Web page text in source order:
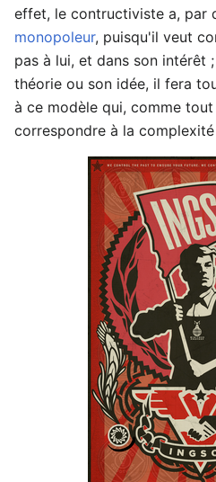
effet, le contructiviste a, par
monopoleur, puisqu'il veut
pas à lui, et dans son intérêt
théorie ou son idée, il fera
à ce modèle qui, comme
correspondre à la